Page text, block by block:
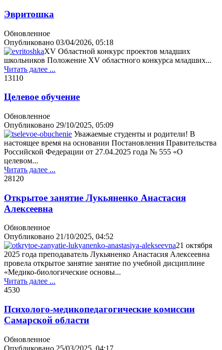
Эвритошка
Обновленное
Опубликовано 03/04/2026, 05:18
XV Областной конкурс проектов младших
школьников Положение XV областного конкурса младших...
Читать далее ...
13110
Целевое обучение
Обновленное
Опубликовано 29/10/2025, 05:09
Уважаемые студенты и родители! В
настоящее время на основании Постановления Правительства
Российской Федерации от 27.04.2025 года № 555 «О
целевом...
Читать далее ...
28120
Открытое занятие Лукьяненко Анастасия
Алексеевна
Обновленное
Опубликовано 21/10/2025, 04:52
21 октября
2025 года преподаватель Лукьяненко Анастасия Алексеевна
провела открытое занятие занятие по учебной дисциплине
«Медико-биологические основы...
Читать далее ...
4530
Психолого-медикопедагогические комиссии
Самарской области
Обновленное
Опубликовано 25/03/2025, 04:17